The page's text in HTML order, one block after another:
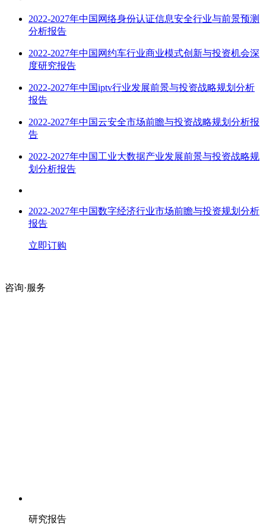
2022-2027年中国 网络身份认证信息安全行业与前景预测
分析报告
2022-2027年中国 网约车行业商业模式创新与投资机会深
度研究报告
2022-2027年中国iptv行业发展前景与投资战略规划分析
报告
2022-2027年中国云安全市场前瞻与投资战略规划分析报
告
2022-2027年中国工业大数据产业发展前景与投资战略规
划分析报告
2022-2027年中国数字经济行业市场前瞻与投资规划分析
报告
立即订购
咨询·服务
研究报告